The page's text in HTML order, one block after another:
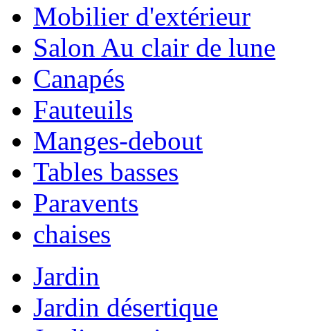
Mobilier d'extérieur
Salon Au clair de lune
Canapés
Fauteuils
Manges-debout
Tables basses
Paravents
chaises
Jardin
Jardin désertique